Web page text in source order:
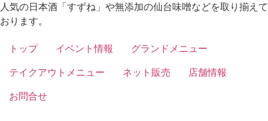
人気の日本酒「すずね」や無添加の仙台味噌などを取り揃えて
おります。
トップ イベント情報
グランドメニュー
テイクアウトメニュー
ネット販売
店舗情報
お問合せ